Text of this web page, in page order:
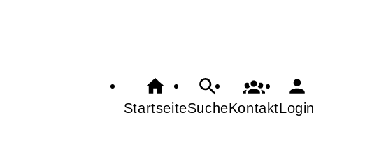
StartseiteSucheKontaktLogin